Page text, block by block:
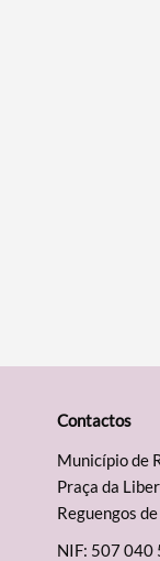
Contactos
Município de
Praça da
Reguengos
NIF: 507 040